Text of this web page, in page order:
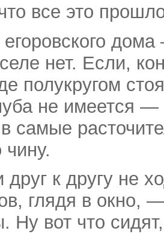
все это
нет. Если,
полукругом
не имеется
самые
к другу не
глядя в окно,
Ну вот что